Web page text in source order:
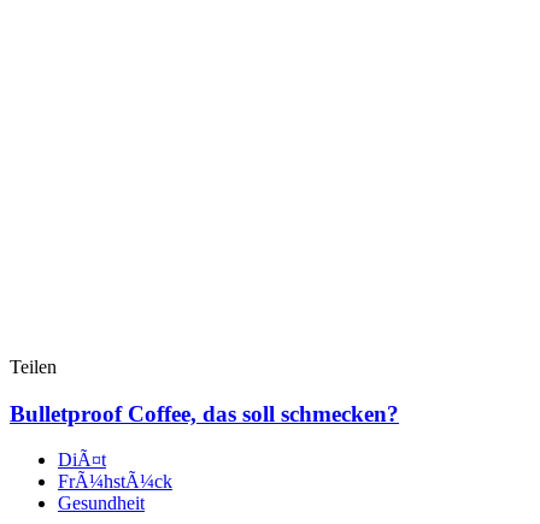
Teilen
Bulletproof Coffee, das soll schmecken?
DiÃ¤t
FrÃ¼hstÃ¼ck
Gesundheit